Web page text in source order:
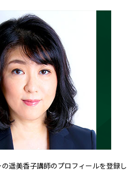
遥美香子講師のプロフィールを登録し